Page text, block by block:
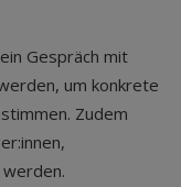
Gespräch mit
um konkrete
Zudem